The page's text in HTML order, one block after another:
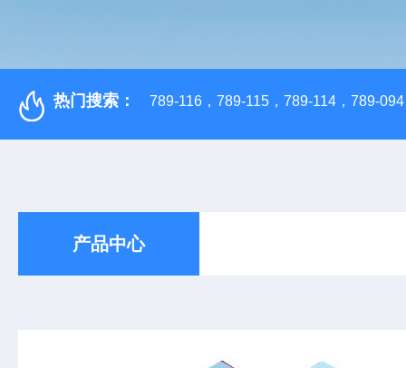
热门搜索： 789-116，789-115，789-114，789-
产品中心